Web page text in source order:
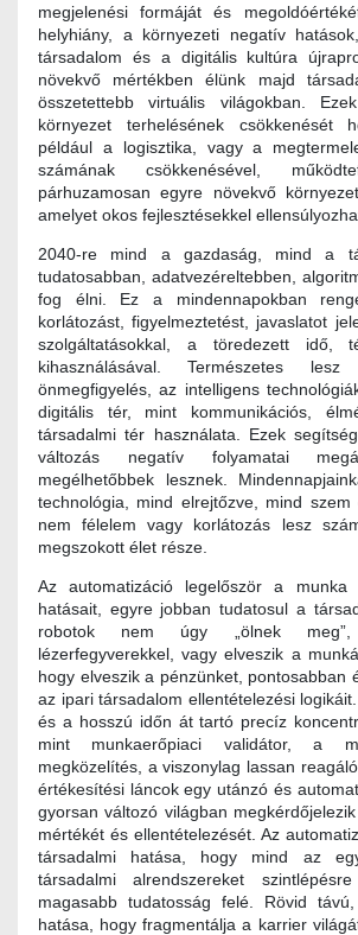
megjelenési formáját és
helyhiány, a környezeti negatív
társadalom és a digitális kultúra
növekvő mértékben élünk majd
összetettebb virtuális világokban.
környezet terhelésének csökkenését
például a logisztika, vagy a
számának csökkenésével,
párhuzamosan egyre növekvő
amelyet okos fejlesztésekkel
2040-re mind a gazdaság, mind a
tudatosabban, adatvezéreltebben,
fog élni. Ez a mindennapokban
korlátozást, figyelmeztetést, javaslatot
szolgáltatásokkal, a töredezett idő,
kihasználásával. Természetes
önmegfigyelés, az intelligens
digitális tér, mint kommunikációs,
társadalmi tér használata. Ezek
változás negatív folyamatai
megélhetőbbek lesznek.
technológia, mind elrejtőzve, mind
nem félelem vagy korlátozás lesz
megszokott élet része.
Az automatizáció legelőször a
hatásait, egyre jobban tudatosul a
robotok nem úgy „ölnek
lézerfegyverekkel, vagy elveszik a
hogy elveszik a pénzünket, pontosabban
az ipari társadalom ellentételezési
és a hosszú időn át tartó precíz
mint munkaerőpiaci validátor, a
megközelítés, a viszonylag lassan
értékesítési láncok egy utánzó és
gyorsan változó világban
mértékét és ellentételezését. Az
társadalmi hatása, hogy mind az
társadalmi alrendszereket
magasabb tudatosság felé. Rövid
hatása, hogy fragmentálja a karrier